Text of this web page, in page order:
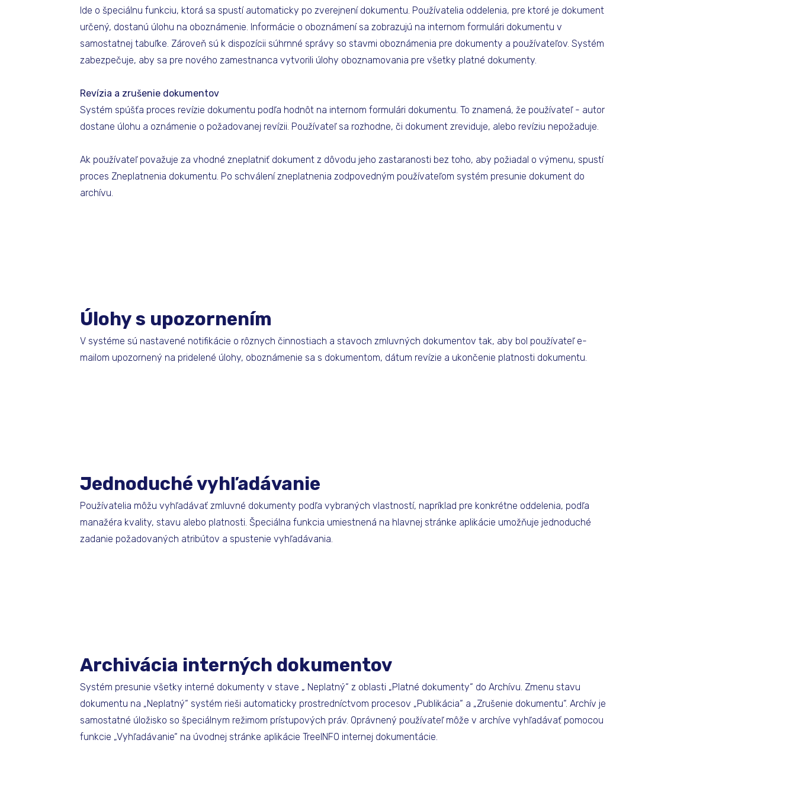
Ide o špeciálnu funkciu, ktorá sa spustí automaticky po zverejnení dokumentu. Používatelia oddelenia, pre ktoré je dokument
určený, dostanú úlohu na oboznámenie. Informácie o oboznámení sa zobrazujú na internom formulári dokumentu v
samostatnej tabuľke. Zároveň sú k dispozícii súhrnné správy so stavmi oboznámenia pre dokumenty a používateľov. Systém
zabezpečuje, aby sa pre nového zamestnanca vytvorili úlohy oboznamovania pre všetky platné dokumenty.
Revízia a zrušenie dokumentov
Systém spúšťa proces revízie dokumentu podľa hodnôt na internom formulári dokumentu. To znamená, že používateľ - autor
dostane úlohu a oznámenie o požadovanej revízii. Používateľ sa rozhodne, či dokument zreviduje, alebo revíziu nepožaduje.
Ak používateľ považuje za vhodné zneplatniť dokument z dôvodu jeho zastaranosti bez toho, aby požiadal o výmenu, spustí
proces Zneplatnenia dokumentu. Po schválení zneplatnenia zodpovedným používateľom systém presunie dokument do
archívu.
Úlohy s upozornením
V systéme sú nastavené notifikácie o rôznych činnostiach a stavoch zmluvných dokumentov tak, aby bol používateľ e-
mailom upozornený na pridelené úlohy, oboznámenie sa s dokumentom, dátum revízie a ukončenie platnosti dokumentu.
Jednoduché vyhľadávanie
Používatelia môžu vyhľadávať zmluvné dokumenty podľa vybraných vlastností, napríklad pre konkrétne oddelenia, podľa
manažéra kvality, stavu alebo platnosti. Špeciálna funkcia umiestnená na hlavnej stránke aplikácie umožňuje jednoduché
zadanie požadovaných atribútov a spustenie vyhľadávania.
Archivácia interných dokumentov
Systém presunie všetky interné dokumenty v stave „ Neplatný“ z oblasti „Platné dokumenty“ do Archívu. Zmenu stavu
dokumentu na „Neplatný“ systém rieši automaticky prostredníctvom procesov „Publikácia“ a „Zrušenie dokumentu“. Archív je
samostatné úložisko so špeciálnym režimom prístupových práv. Oprávnený používateľ môže v archíve vyhľadávať pomocou
funkcie „Vyhľadávanie“ na úvodnej stránke aplikácie TreeINFO internej dokumentácie.